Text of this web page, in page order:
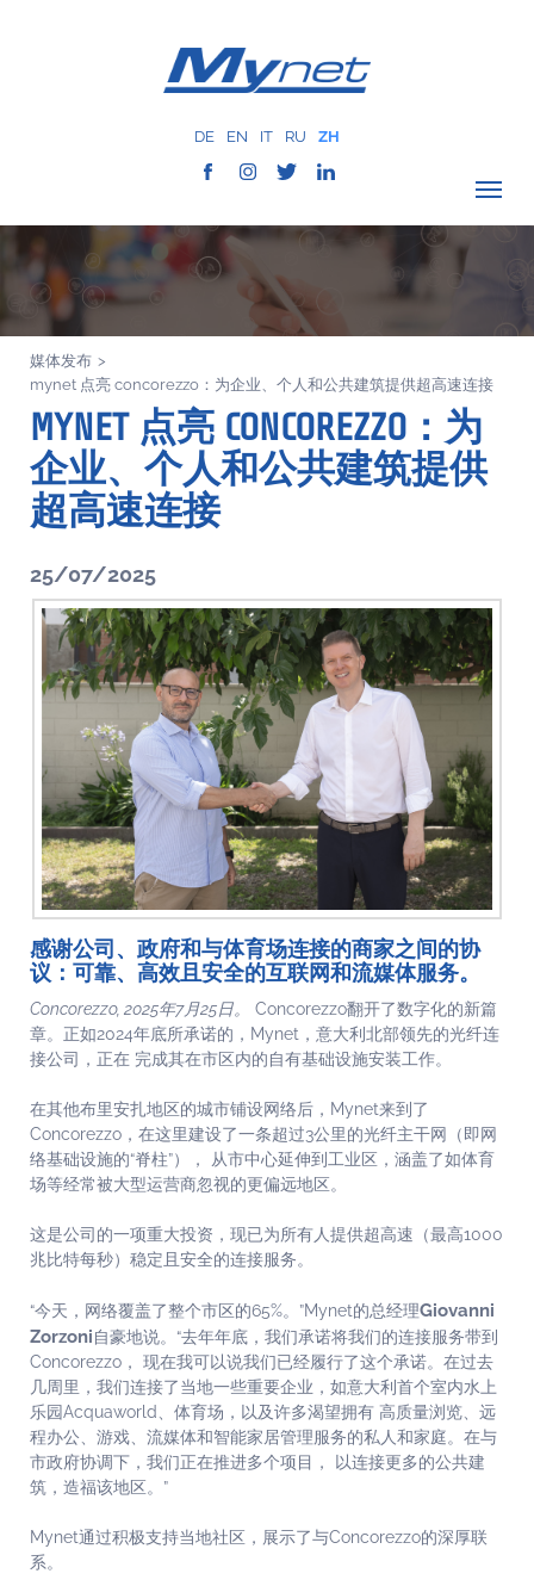
DE EN IT RU ZH
驗證覆蓋範圍
公司
网络服务
服务
MYNET
以往案例
通讯
联系我们
媒体发布 >
mynet 点亮 concorezzo：为企业、个人和公共建筑提供超高速连接
MYNET 点亮 CONCOREZZO：为
企业、个人和公共建筑提供
超高速连接
25/07/2025
感谢公司、政府和与体育场连接的商家之间的协
议：可靠、高效且安全的互联网和流媒体服务。
Concorezzo, 2025年7月25日。
Concorezzo翻开了数字化的新篇
章。正如2024年底所承诺的，Mynet，意大利北部领先的光纤连
接公司，正在 完成其在市区内的自有基础设施安装工作。
在其他布里安扎地区的城市铺设网络后，Mynet来到了
Concorezzo，在这里建设了一条超过3公里的光纤主干网（即网
络基础设施的“脊柱”）， 从市中心延伸到工业区，涵盖了如体育
场等经常被大型运营商忽视的更偏远地区。
这是公司的一项重大投资，现已为所有人提供超高速（最高1000
兆比特每秒）稳定且安全的连接服务。
“今天，网络覆盖了整个市区的65%。”Mynet的总经理Giovanni
Zorzoni自豪地说。“去年年底，我们承诺将我们的连接服务带到
Concorezzo， 现在我可以说我们已经履行了这个承诺。在过去
几周里，我们连接了当地一些重要企业，如意大利首个室内水上
乐园Acquaworld、体育场，以及许多渴望拥有 高质量浏览、远
程办公、游戏、流媒体和智能家居管理服务的私人和家庭。在与
市政府协调下，我们正在推进多个项目， 以连接更多的公共建
筑，造福该地区。”
Mynet通过积极支持当地社区，展示了与Concorezzo的深厚联
系。